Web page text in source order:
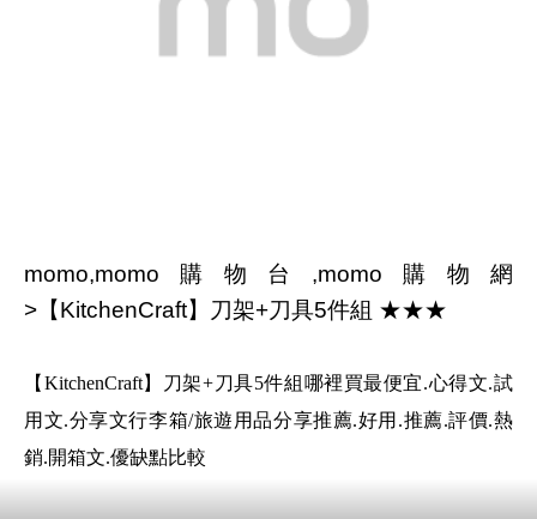
momo,momo購物台,momo購物網
>【KitchenCraft】刀架+刀具5件組 ★★★
【KitchenCraft】刀架+刀具5件組哪裡買最便宜.心得文.試
用文.分享文行李箱/旅遊用品分享推薦.好用.推薦.評價.熱
銷.開箱文.優缺點比較